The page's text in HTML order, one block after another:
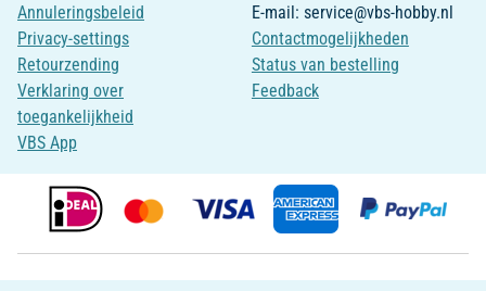
Annuleringsbeleid
Privacy-settings
Retourzending
Verklaring over
toegankelijkheid
VBS App
E-mail: service@vbs-hobby.nl
Contactmogelijkheden
Status van bestelling
Feedback